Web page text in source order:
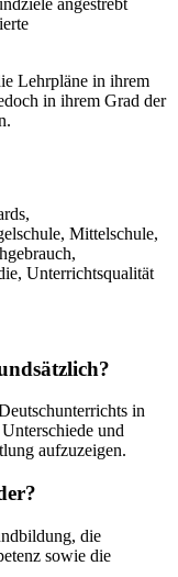
angestrebt
Lehrpläne in ihrem
in ihrem Grad der
Mittelschule,
Unterrichtsqualität
in
und
aufzuzeigen.
die
sowie die